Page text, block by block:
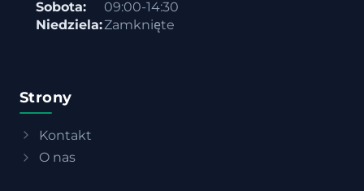
Sobota:
09:00-14:30
Niedziela:Zamknięte
Strony
Kontakt
O nas